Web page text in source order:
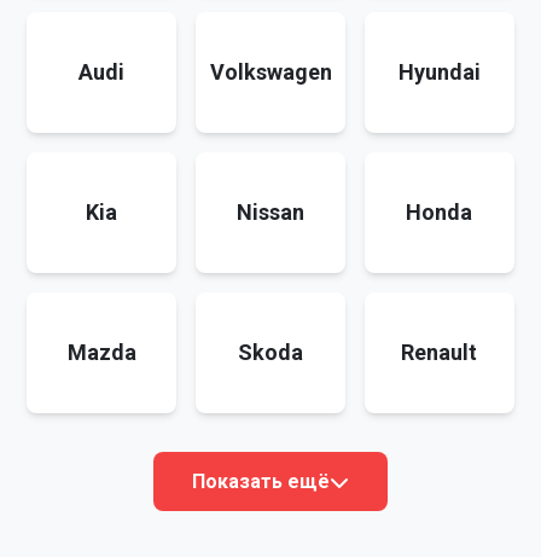
Audi Volkswagen Hyundai
Kia Nissan Honda
Mazda Skoda Renault
Показать ещё